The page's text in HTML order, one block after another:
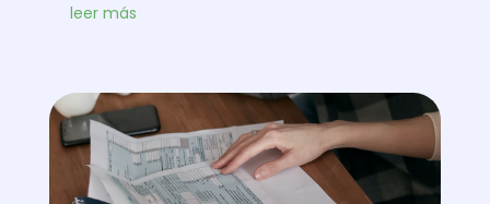
leer más